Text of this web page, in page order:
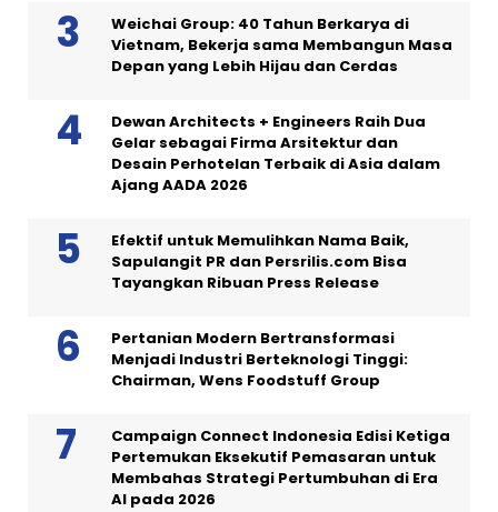
Weichai Group: 40 Tahun Berkarya di
Vietnam, Bekerja sama Membangun Masa
Depan yang Lebih Hijau dan Cerdas
Dewan Architects + Engineers Raih Dua
Gelar sebagai Firma Arsitektur dan
Desain Perhotelan Terbaik di Asia dalam
Ajang AADA 2026
Efektif untuk Memulihkan Nama Baik,
Sapulangit PR dan Persrilis.com Bisa
Tayangkan Ribuan Press Release
Pertanian Modern Bertransformasi
Menjadi Industri Berteknologi Tinggi:
Chairman, Wens Foodstuff Group
Campaign Connect Indonesia Edisi Ketiga
Pertemukan Eksekutif Pemasaran untuk
Membahas Strategi Pertumbuhan di Era
AI pada 2026